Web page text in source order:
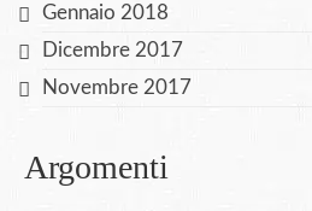
Gennaio 2018
Dicembre 2017
Novembre 2017
Argomenti